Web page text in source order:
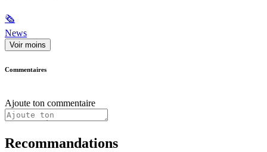
🗞
News
Voir moins
Commentaires
Ajoute ton commentaire
Recommandations